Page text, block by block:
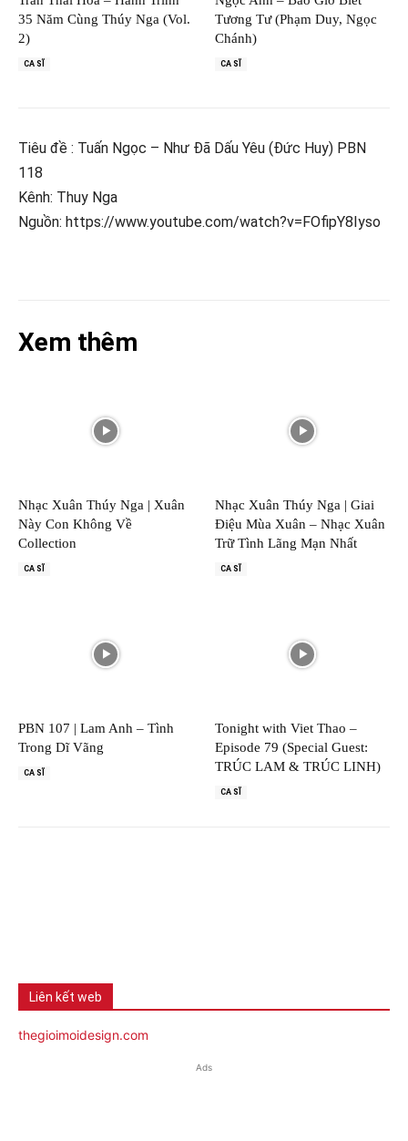
35 Năm Cùng Thúy Nga (Vol.
2)
CA SĨ
Tương Tư (Phạm Duy, Ngọc
Chánh)
CA SĨ
Tiêu đề : Tuấn Ngọc – Như Đã Dấu Yêu (Đức Huy) PBN
118
Kênh: Thuy Nga
Nguồn: https://www.youtube.com/watch?v=FOfipY8Iyso
Xem thêm
Nhạc Xuân Thúy Nga | Xuân
Này Con Không Về
Collection
CA SĨ
Nhạc Xuân Thúy Nga | Giai
Điệu Mùa Xuân – Nhạc Xuân
Trữ Tình Lãng Mạn Nhất
CA SĨ
PBN 107 | Lam Anh – Tình
Trong Dĩ Vãng
CA SĨ
Tonight with Viet Thao –
Episode 79 (Special Guest:
TRÚC LAM & TRÚC LINH)
CA SĨ
Liên kết web
thegioimoidesign.com
Ads